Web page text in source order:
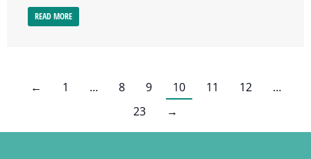
READ MORE
← 1 … 8 9 10 11 12
…
23
→